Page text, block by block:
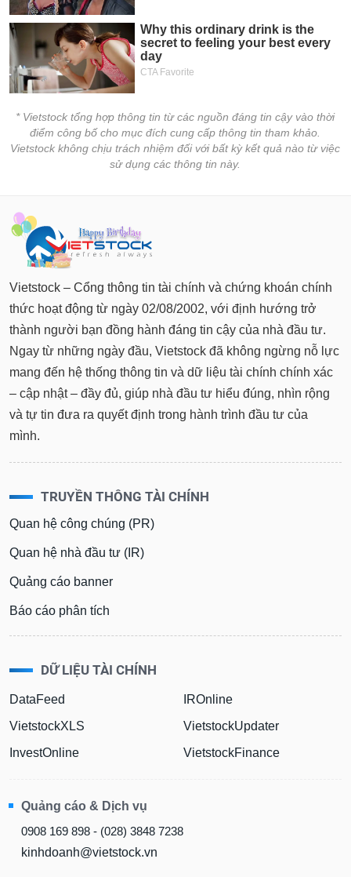
* Vietstock tổng hợp thông tin từ các nguồn đáng tin cậy vào thời
điểm công bố cho mục đích cung cấp thông tin tham khảo.
Vietstock không chịu trách nhiệm đối với bất kỳ kết quả nào từ việc
sử dụng các thông tin này.
Vietstock – Cổng thông tin tài chính và chứng khoán chính
thức hoạt động từ ngày 02/08/2002, với định hướng trở
thành người bạn đồng hành đáng tin cậy của nhà đầu tư.
Ngay từ những ngày đầu, Vietstock đã không ngừng nỗ lực
mang đến hệ thống thông tin và dữ liệu tài chính chính xác
– cập nhật – đầy đủ, giúp nhà đầu tư hiểu đúng, nhìn rộng
và tự tin đưa ra quyết định trong hành trình đầu tư của
mình.
TRUYỀN THÔNG TÀI CHÍNH
Quan hệ công chúng (PR)
Quan hệ nhà đầu tư (IR)
Quảng cáo banner
Báo cáo phân tích
DỮ LIỆU TÀI CHÍNH
DataFeed
VietstockXLS
InvestOnline
IROnline
VietstockUpdater
VietstockFinance
Quảng cáo & Dịch vụ
0908 169 898 - (028) 3848 7238
kinhdoanh@vietstock.vn